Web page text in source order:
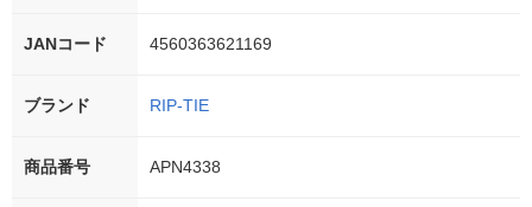
JANコード 4560363621169
ブランド RIP-TIE
商品番号 APN4338